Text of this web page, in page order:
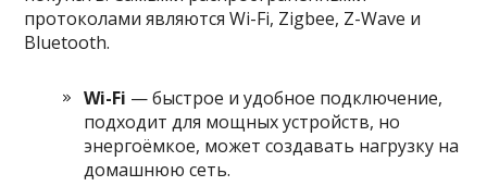
протоколами являются Wi-Fi, Zigbee, Z-Wave и
Bluetooth.
Wi-Fi — быстрое и удобное подключение,
подходит для мощных устройств, но
энергоёмкое, может создавать нагрузку на
домашнюю сеть.